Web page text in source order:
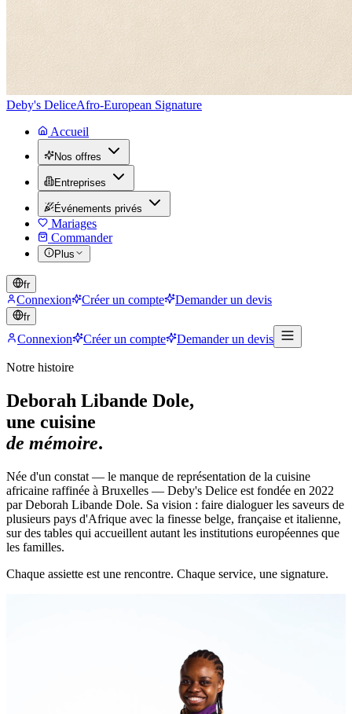
Deby's DeliceAfro-European Signature
Accueil
Nos offres
Entreprises
Événements privés
Mariages
Commander
Plus
fr
Connexion Créer un compte Demander un devis
fr
Connexion Créer un compte Demander un devis
Notre histoire
Deborah Libande Dole,
une cuisine
de mémoire.
Née d'un constat — le manque de représentation de la cuisine
africaine raffinée à Bruxelles — Deby's Delice est fondée en 2022
par Deborah Libande Dole. Sa vision : faire dialoguer les saveurs de
plusieurs pays d'Afrique avec la finesse belge, française et italienne,
sur des tables qui accueillent autant les institutions européennes que
les familles.
Chaque assiette est une rencontre. Chaque service, une signature.